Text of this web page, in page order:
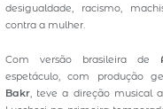
desigualdade, racismo,
contra a mulher.
Com versão brasileira de
espetáculo, com produção
Bakr, teve a direção musical